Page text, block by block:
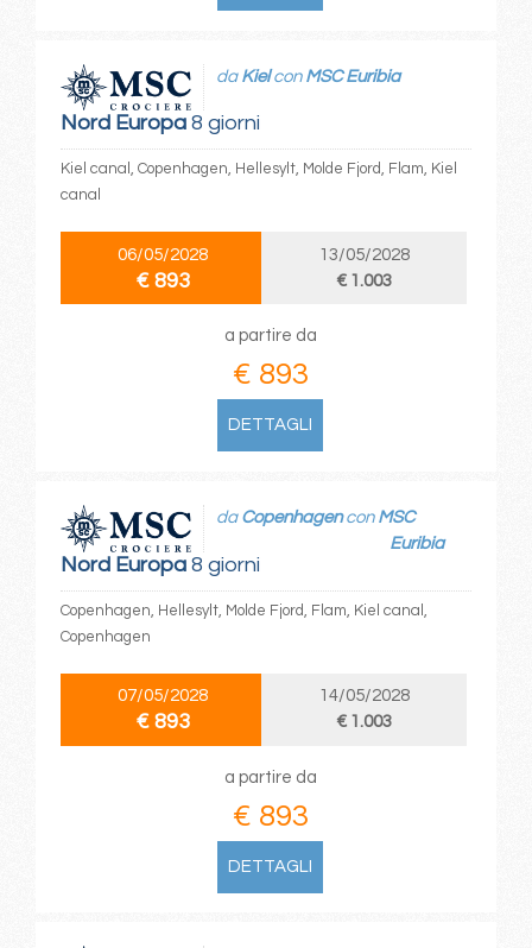
Nord Europa8 giorni
da Kielcon MSC Euribia
Kiel canal, Copenhagen, Hellesylt, Molde Fjord, Flam, Kiel
canal
06/05/2028
€ 893
13/05/2028
€ 1.003
a partire da
€ 893
DETTAGLI
Nord Europa8 giorni
da Copenhagencon MSC
Euribia
Copenhagen, Hellesylt, Molde Fjord, Flam, Kiel canal,
Copenhagen
07/05/2028
€ 893
14/05/2028
€ 1.003
a partire da
€ 893
DETTAGLI